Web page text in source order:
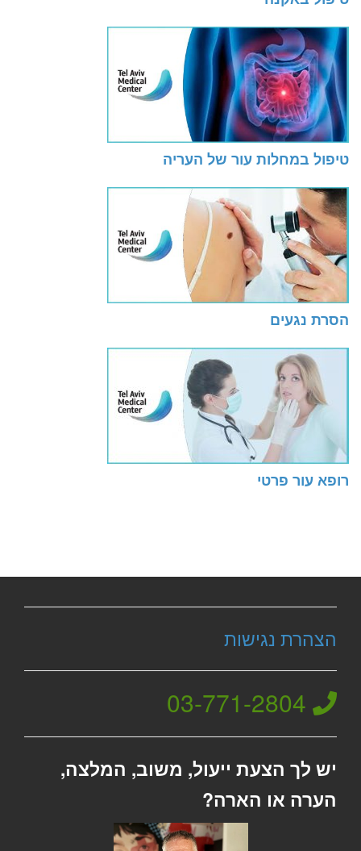
טיפול במחלות עור של העריה
הסרת נגעים
רופא עור פרטי
הצהרת נגישות
03-771-2804
יש לך הצעת ייעול, משוב, המלצה,
הערה או הארה?